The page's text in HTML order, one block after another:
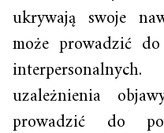
ukrywają swoje
może prowadzić
uzależnienia
prowadzić do